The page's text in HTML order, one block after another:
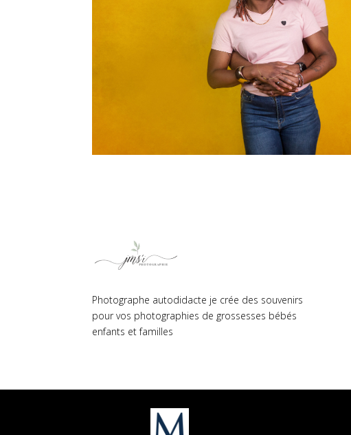
Photographe autodidacte je crée des souvenirs
pour vos photographies de grossesses bébés
enfants et familles